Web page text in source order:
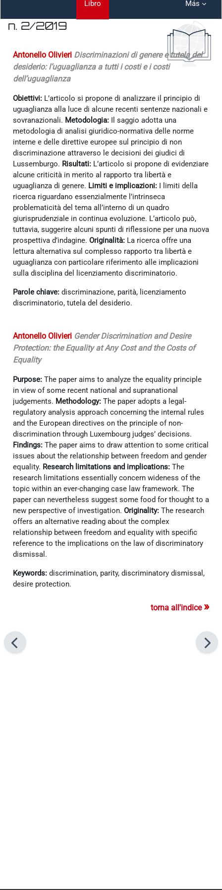
Libro Más
n. 2/2019
Antonello Olivieri Discriminazioni di genere e tutela del
desiderio: l’uguaglianza a tutti i costi e i costi
dell’uguaglianza
Obiettivi: L’articolo si propone di analizzare il principio di
uguaglianza alla luce di alcune recenti sentenze nazionali e
sovranazionali. Metodologia: Il saggio adotta una
metodologia di analisi giuridico-normativa delle norme
interne e delle direttive europee sul principio di non
discriminazione attraverso le decisioni dei giudici di
Lussemburgo. Risultati: L’articolo si propone di evidenziare
alcune criticità in merito al rapporto tra libertà e
uguaglianza di genere. Limiti e implicazioni: I limiti della
ricerca riguardano essenzialmente l’intrinseca
problematicità del tema all’interno di un quadro
giurisprudenziale in continua evoluzione. L’articolo può,
tuttavia, suggerire alcuni spunti di riflessione per una nuova
prospettiva d’indagine. Originalità: La ricerca offre una
lettura alternativa sul complesso rapporto tra libertà e
uguaglianza con particolare riferimento alle implicazioni
sulla disciplina del licenziamento discriminatorio.
Parole chiave: discriminazione, parità, licenziamento
discriminatorio, tutela del desiderio.
Antonello Olivieri Gender Discrimination and Desire
Protection: the Equality at Any Cost and the Costs of
Equality
Purpose: The paper aims to analyze the equality principle
in view of some recent national and supranational
judgements. Methodology: The paper adopts a legal-
regulatory analysis approach concerning the internal rules
and the European directives on the principle of non-
discrimination through Luxembourg judges’ decisions.
Findings: The paper aims to draw attention to some critical
issues about the relationship between freedom and gender
equality. Research limitations and implications: The
research limitations essentially concern wideness of the
topic within an ever-changing case law framework. The
paper can nevertheless suggest some food for thought to a
new perspective of investigation. Originality: The research
offers an alternative reading about the complex
relationship between freedom and equality with specific
reference to the implications on the law of discriminatory
dismissal.
Keywords: discrimination, parity, discriminatory dismissal,
desire protection.
torna all'indice »